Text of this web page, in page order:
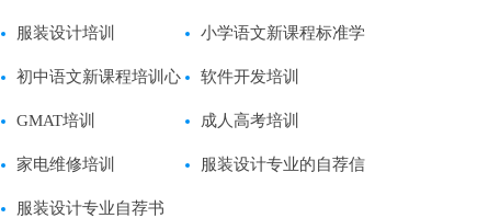
服装设计培训 小学语文新课程标准学
习心得体会范文
初中语文新课程培训心
得体会
软件开发培训
GMAT培训 成人高考培训
家电维修培训 服装设计专业的自荐信
服装设计专业自荐书